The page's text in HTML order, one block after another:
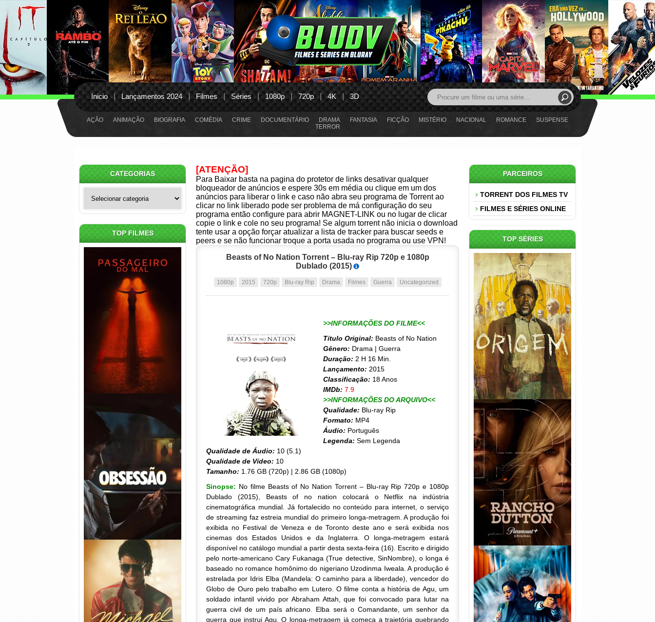
Inicio Lançamentos 2024 Filmes Séries 1080p 720p 4K 3D
AÇÃO ANIMAÇÃO BIOGRAFIA COMÉDIA CRIME DOCUMENTÁRIO DRAMA FANTASIA FICÇÃO MISTÉRIO NACIONAL ROMANCE
SUSPENSE
TERROR
[ATENÇÃO]
Para Baixar basta na pagina do protetor de links desativar qualquer
bloqueador de anúncios e espere 30s em média ou clique em um dos
anúncios para liberar o link e caso não abra seu programa de Torrent ao
clicar no link liberado pode ser problema de má configuração do seu
programa então configure para abrir MAGNET-LINK ou no lugar de clicar
copie o link e cole no seu programa! Se algum torrent não inicia o download
tente usar a opção forçar atualizar a lista de tracker para buscar seeds e
peers e se não funcionar troque a porta usada no programa ou use VPN!
Beasts of No Nation Torrent – Blu-ray Rip 720p e 1080p
Dublado (2015)
1080p 2015 720p Blu-ray Rip Drama Filmes Guerra Uncategorized
>>INFORMAÇÕES DO FILME<<
Título Original: Beasts of No Nation
Gênero: Drama | Guerra
Duração: 2 H 16 Min.
Lançamento: 2015
Classificação: 18 Anos
IMDb: 7.9
>>INFORMAÇÕES DO ARQUIVO<<
Qualidade: Blu-ray Rip
Formato: MP4
Áudio: Português
Legenda: Sem Legenda
Qualidade de Áudio: 10 (5.1)
Qualidade de Vídeo: 10
Tamanho: 1.76 GB (720p) | 2.86 GB (1080p)
Sinopse: No filme Beasts of No Nation Torrent – Blu-ray Rip 720p e 1080p
Dublado (2015), Beasts of no nation colocará o Netflix na indústria
cinematográfica mundial. Já fortalecido no conteúdo para internet, o serviço
de streaming faz estreia mundial do primeiro longa-metragem. A produção foi
exibida no Festival de Veneza e de Toronto deste ano e será exibida nos
cinemas dos Estados Unidos e da Inglaterra. O longa-metragem estará
disponível no catálogo mundial a partir desta sexta-feira (16). Escrito e dirigido
pelo norte-americano Cary Fukanaga (True detective, SinNombre), o longa é
baseado no romance homônimo do nigeriano Uzodinma Iweala. A produção é
estrelada por Idris Elba (Mandela: O caminho para a liberdade), vencedor do
Globo de Ouro pelo trabalho em Lutero. O filme conta a história de Agu, um
soldado infantil vivido por Abraham Attah, que foi convocado para lutar na
guerra civil de um país africano. Elba será o Comandante, um senhor da
guerra que instrui Agu. O longa-metragem já começa a trajetória quebrando
CATEGORIAS
TOP FILMES
Passageiro do Mal Torrent
(2026) WEB-DL 1080p Dual
Áudio
Obsessão Torrent (2026)
WEB-DL 1080p/4K Dual
Áudio
Michael Torrent (2026) WEB-
DL 1080p/4K Dual Áudio
PARCEIROS
TORRENT DOS FILMES TV
FILMES E SÉRIES ONLINE
TOP SÉRIES
Origem 4ª Temporada Torrent
(2026) WEB-DL 1080p/4K
Dual Áudio
Rancho Dutton 1ª
Temporada Torrent (2026)
WEB-DL 1080p Dual Áudio
Vapor Humano 1ª Temporada
Torrent (2026) WEB-DL 1080p